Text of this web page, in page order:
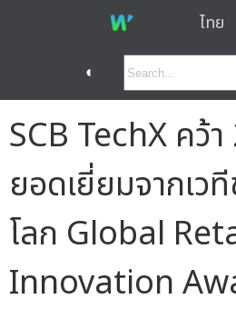
ไทย
◐
SCB TechX คว้า
ยอดเยี่ยมจากเว
โลก Global
Innovation